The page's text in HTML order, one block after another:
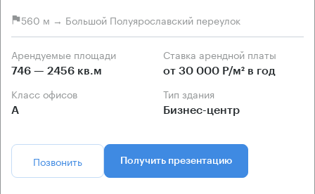
560 м → Большой Полуярославский переулок
Арендуемые площади
746 — 2456 кв.м
Ставка арендной платы
от 30 000 Р/м² в год
Класс офисов
А
Тип здания
Бизнес-центр
Позвонить Получить презентацию